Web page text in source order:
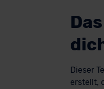
Dieser
erstellt,